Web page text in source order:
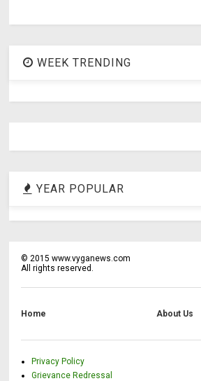
WEEK TRENDING
YEAR POPULAR
©2015 www.vyganews.com
All rights reserved.
Home About Us
Privacy Policy
Grievance Redressal